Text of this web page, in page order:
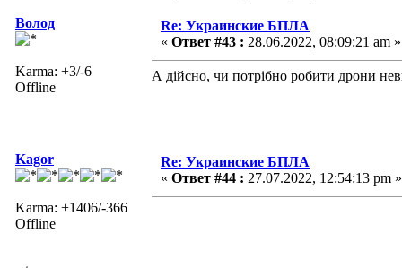
Волод
Karma: +3/-6
Offline
Re: Украинские БПЛА
« Ответ #43 : 28.06.2022, 08:09:21 am »
А дійсно, чи потрібно робити дрони
Kagor
Karma: +1406/-366
Offline
Re: Украинские БПЛА
« Ответ #44 : 27.07.2022, 12:54:13 pm »